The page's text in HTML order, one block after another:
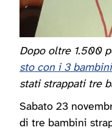
Dopo oltre 1.500
sto con i 3
stati strappati tre
Sabato 23
di tre bambini